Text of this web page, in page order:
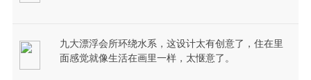
九大漂浮会所环绕水系，这设计太有创意了，住在里
面感觉就像生活在画里一样，太惬意了。